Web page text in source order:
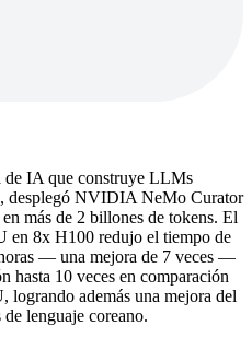
de IA que construye LLMs
desplegó NVIDIA NeMo Curator
más de 2 billones de tokens. El
en 8x H100 redujo el tiempo de
— una mejora de 7 veces —
hasta 10 veces en comparación
logrando además una mejora del
lenguaje coreano.